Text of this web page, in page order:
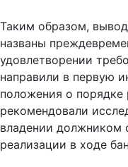
Таким образом,
названы
удовлетворении
направили в первую
положения о
рекомендовали
владении должником
реализации в ходе